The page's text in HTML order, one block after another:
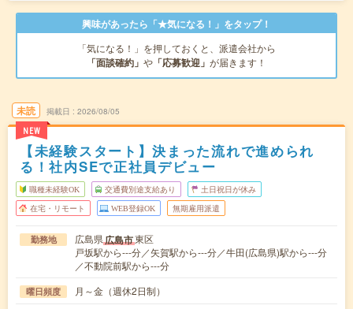
興味があったら「★気になる！」をタップ！
「気になる！」を押しておくと、派遣会社から
「面談確約」 や 「応募歓迎」 が届きます！
未読
NEW
掲載日 2026/08/05
【未経験スタート】決まった流れで進められ
る！社内SEで正社員デビュー
職種未経験OK 交通費別途支給あり 土日祝日が休み
在宅・リモート WEB登録OK 無期雇用派遣
勤務地 広島県広島市東区
戸坂駅から---分／矢賀駅から---分／牛田(広島県)駅から---分
／不動院前駅から---分
曜日頻度 月～金（週休2日制）